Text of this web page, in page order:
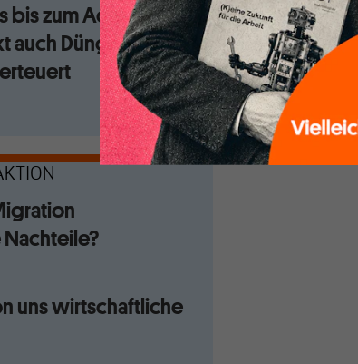
bis zum Acker: Wie
auch Dünger und
uns wirtschaftliche